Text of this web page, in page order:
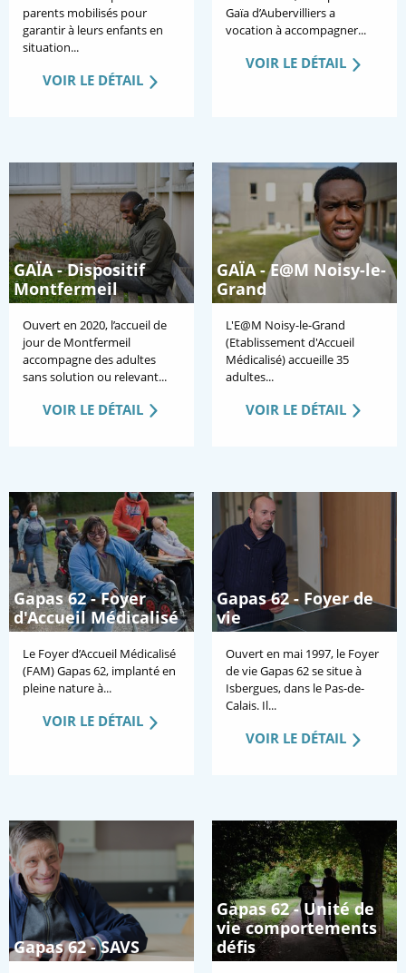
parents mobilisés pour
garantir à leurs enfants en
situation...
VOIR LE DÉTAIL
Gaïa d’Aubervilliers a
vocation à accompagner...
VOIR LE DÉTAIL
GAÏA - Dispositif
Montfermeil
Ouvert en 2020, l’accueil de
jour de Montfermeil
accompagne des adultes
sans solution ou relevant...
VOIR LE DÉTAIL
GAÏA - E@M Noisy-le-
Grand
L'E@M Noisy-le-Grand
(Etablissement d'Accueil
Médicalisé) accueille 35
adultes...
VOIR LE DÉTAIL
Gapas 62 - Foyer
d'Accueil Médicalisé
Le Foyer d’Accueil Médicalisé
(FAM) Gapas 62, implanté en
pleine nature à...
VOIR LE DÉTAIL
Gapas 62 - Foyer de
vie
Ouvert en mai 1997, le Foyer
de vie Gapas 62 se situe à
Isbergues, dans le Pas-de-
Calais. Il...
VOIR LE DÉTAIL
Gapas 62 - SAVS
Gapas 62 - Unité de
vie comportements
défis